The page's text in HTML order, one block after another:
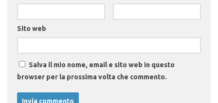
Sito web
Salva il mio nome, email e sito web in questo
browser per la prossima volta che commento.